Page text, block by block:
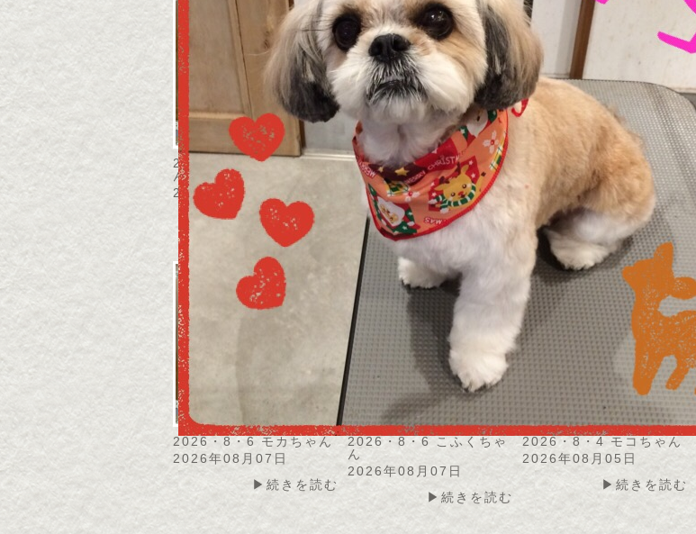
2026・8・8 チョコちゃ
ん
2026年08月08日
▶続きを読む
2026・8・7 うずらちゃ
ん
2026年08月07日
▶続きを読む
2026・8・7 アメリちゃ
2026年08月07日
▶続きを読む
2026・8・6 モカちゃん
2026年08月07日
▶続きを読む
2026・8・6 こふくちゃ
ん
2026年08月07日
▶続きを読む
2026・8・4 モコちゃん
2026年08月05日
▶続きを読む